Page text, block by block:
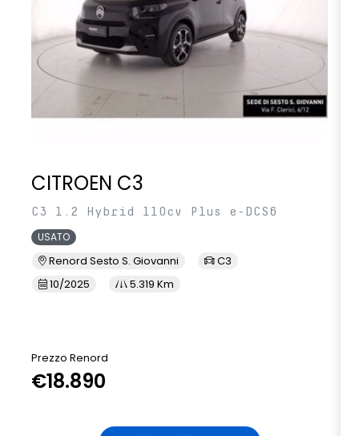
CITROEN C3
C3 1.2 Hybrid 110cv Plus e-DCS6
USATO
Renord Sesto S. Giovanni
C3
10/2025
5.319 Km
Prezzo Renord
€18.890